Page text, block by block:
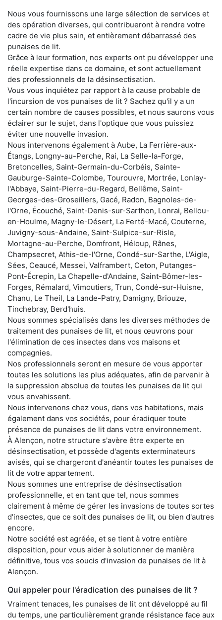
Nous vous fournissons une large sélection de services et
des opération diverses, qui contribueront à rendre votre
cadre de vie plus sain, et entièrement débarrassé des
punaises de lit.
Grâce à leur formation, nos experts ont pu développer une
réelle expertise dans ce domaine, et sont actuellement
des professionnels de la désinsectisation.
Vous vous inquiétez par rapport à la cause probable de
l'incursion de vos punaises de lit ? Sachez qu'il y a un
certain nombre de causes possibles, et nous saurons vous
éclairer sur le sujet, dans l'optique que vous puissiez
éviter une nouvelle invasion.
Nous intervenons également à Aube, La Ferrière-aux-
Étangs, Longny-au-Perche, Rai, La Selle-la-Forge,
Bretoncelles, Saint-Germain-du-Corbéis, Sainte-
Gauburge-Sainte-Colombe, Tourouvre, Mortrée, Lonlay-
l'Abbaye, Saint-Pierre-du-Regard, Bellême, Saint-
Georges-des-Groseillers, Gacé, Radon, Bagnoles-de-
l'Orne, Écouché, Saint-Denis-sur-Sarthon, Lonrai, Bellou-
en-Houlme, Magny-le-Désert, La Ferté-Macé, Couterne,
Juvigny-sous-Andaine, Saint-Sulpice-sur-Risle,
Mortagne-au-Perche, Domfront, Héloup, Rânes,
Champsecret, Athis-de-l'Orne, Condé-sur-Sarthe, L'Aigle,
Sées, Ceaucé, Messei, Valframbert, Ceton, Putanges-
Pont-Écrepin, La Chapelle-d'Andaine, Saint-Bômer-les-
Forges, Rémalard, Vimoutiers, Trun, Condé-sur-Huisne,
Chanu, Le Theil, La Lande-Patry, Damigny, Briouze,
Tinchebray, Berd'huis.
Nous sommes spécialisés dans les diverses méthodes de
traitement des punaises de lit, et nous œuvrons pour
l'élimination de ces insectes dans vos maisons et
compagnies.
Nos professionnels seront en mesure de vous apporter
toutes les solutions les plus adéquates, afin de parvenir à
la suppression absolue de toutes les punaises de lit qui
vous envahissent.
Nous intervenons chez vous, dans vos habitations, mais
également dans vos sociétés, pour éradiquer toute
présence de punaises de lit dans votre environnement.
À Alençon, notre structure s'avère être experte en
désinsectisation, et possède d'agents exterminateurs
avisés, qui se chargeront d'anéantir toutes les punaises de
lit de votre appartement.
Nous sommes une entreprise de désinsectisation
professionnelle, et en tant que tel, nous sommes
clairement à même de gérer les invasions de toutes sortes
d'insectes, que ce soit des punaises de lit, ou bien d'autres
encore.
Notre société est agréée, et se tient à votre entière
disposition, pour vous aider à solutionner de manière
définitive, tous vos soucis d'invasion de punaises de lit à
Alençon.
Qui appeler pour l'éradication des punaises de lit ?
Vraiment tenaces, les punaises de lit ont développé au fil
du temps, une particulièrement grande résistance face aux